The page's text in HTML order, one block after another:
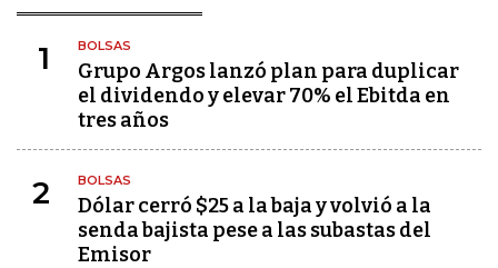
1 BOLSAS
Grupo Argos lanzó plan para duplicar
el dividendo y elevar 70% el Ebitda en
tres años
2 BOLSAS
Dólar cerró $25 a la baja y volvió a la
senda bajista pese a las subastas del
Emisor